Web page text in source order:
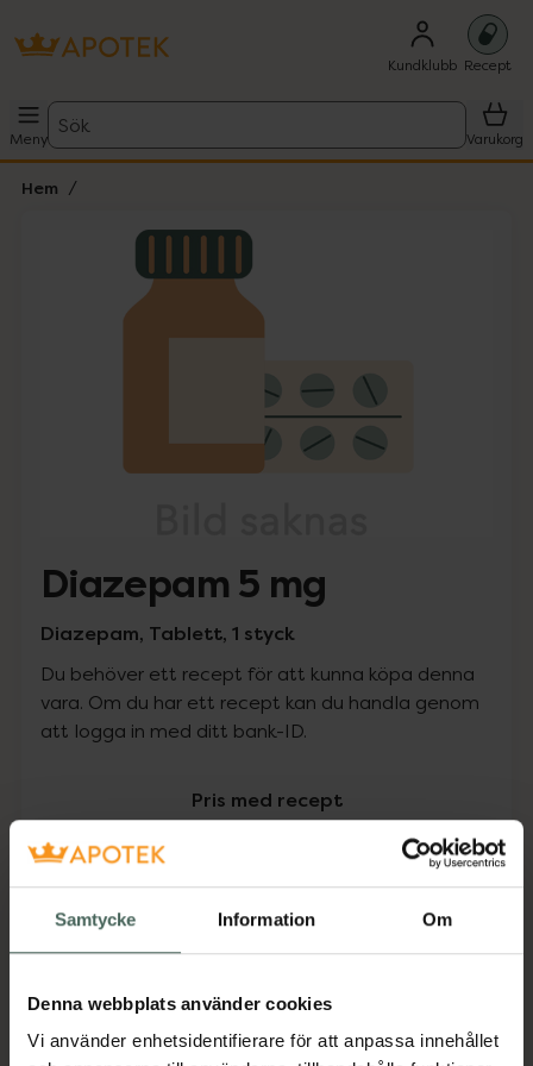
Samtycke Information Om
Denna webbplats använder cookies
Vi använder enhetsidentifierare för att anpassa innehållet
Kundklubb Recept
Meny
Sök
Varukorg
Hem
Lista: . Innehåller 1 objekt.
Diazepam 5 mg
Diazepam, Tablett, 1 styck
Du behöver ett recept för att kunna köpa denna
vara. Om du har ett recept kan du handla genom
att logga in med ditt bank-ID.
Pris med recept
0 kr